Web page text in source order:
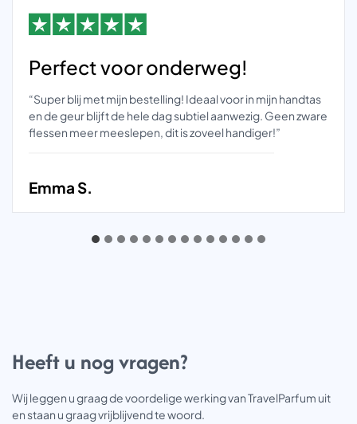
Perfect voor onderweg!
“Super blij met mijn bestelling! Ideaal voor in mijn handtas
en de geur blijft de hele dag subtiel aanwezig. Geen zware
flessen meer meeslepen, dit is zoveel handiger!”
Emma S.
Heeft u nog vragen?
Wij leggen u graag de voordelige werking van TravelParfum uit
en staan u graag vrijblijvend te woord.